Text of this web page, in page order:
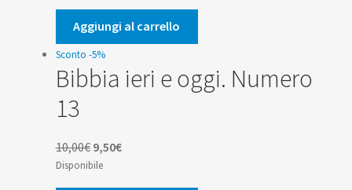
originale
era:
10,00€.
attuale
è:
9,50€.
Aggiungi al carrello
Sconto -5%
Bibbia ieri e oggi. Numero
13
10,00€ Il
prezzo
originale
9,50€Il
attuale
Disponibile